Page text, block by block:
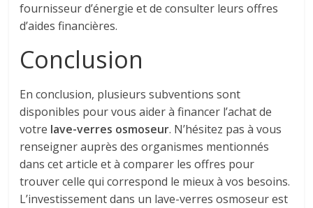
fournisseur d’énergie et de consulter leurs offres
d’aides financières.
Conclusion
En conclusion, plusieurs subventions sont
disponibles pour vous aider à financer l’achat de
votre lave-verres osmoseur. N’hésitez pas à vous
renseigner auprès des organismes mentionnés
dans cet article et à comparer les offres pour
trouver celle qui correspond le mieux à vos besoins.
L’investissement dans un lave-verres osmoseur est